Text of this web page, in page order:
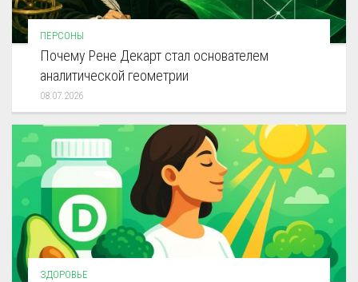
ПЕРСОНЫ
Почему Рене Декарт стал основателем
аналитической геометрии
08.07.2026
ЗДОРОВЬЕ